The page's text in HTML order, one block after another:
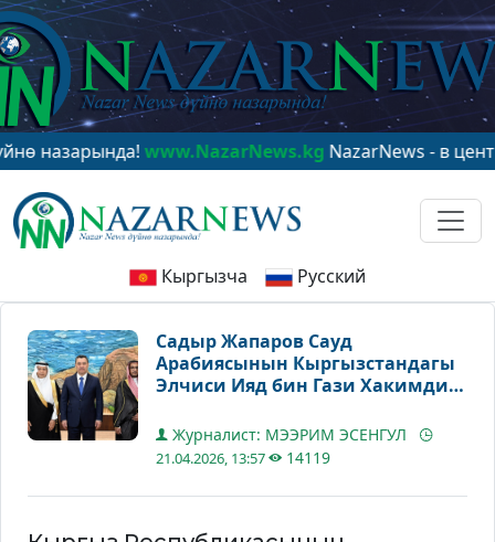
www.NazarNews.kgNazarNews - в центре
Кыргызча Русский
Садыр Жапаров Сауд
Арабиясынын Кыргызстандагы
Элчиси Ияд бин Гази Хакимдин
алды
Журналист: МЭЭРИМ ЭСЕНГУЛ
21.04.2026, 13:57 14119